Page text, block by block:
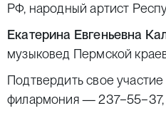
РФ, народный артист
Екатерина Евгеньевна
музыковед Пермской
Подтвердить свое
филармония —